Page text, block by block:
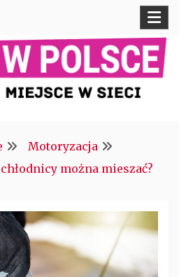
Motoryzacja
można mieszać?